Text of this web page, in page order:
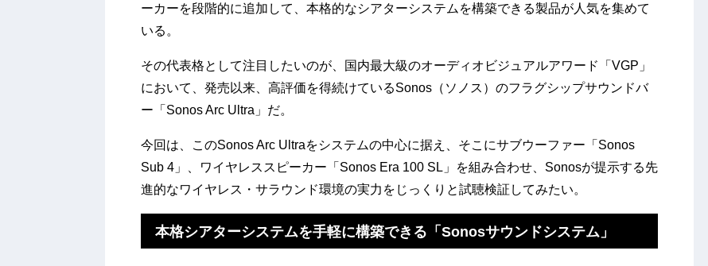
ーカーを段階的に追加して、本格的なシアターシステムを構築できる製品が人気を集めて
いる。
その代表格として注目したいのが、国内最大級のオーディオビジュアルアワード「VGP」
において、発売以来、高評価を得続けているSonos（ソノス）のフラグシップサウンドバ
ー「Sonos Arc Ultra」だ。
今回は、このSonos Arc Ultraをシステムの中心に据え、そこにサブウーファー「Sonos
Sub 4」、ワイヤレススピーカー「Sonos Era 100 SL」を組み合わせ、Sonosが提示する先
進的なワイヤレス・サラウンド環境の実力をじっくりと試聴検証してみたい。
本格シアターシステムを手軽に構築できる「Sonosサウンドシステム」